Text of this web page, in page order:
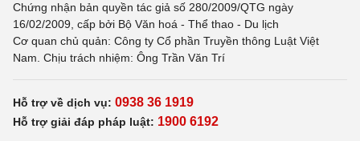
Chứng nhận bản quyền tác giả số 280/2009/QTG ngày
16/02/2009, cấp bởi Bộ Văn hoá - Thể thao - Du lịch
Cơ quan chủ quản: Công ty Cổ phần Truyền thông Luật Việt
Nam. Chịu trách nhiệm: Ông Trần Văn Trí
Hỗ trợ về dịch vụ: 0938 36 1919
Hỗ trợ giải đáp pháp luật: 1900 6192